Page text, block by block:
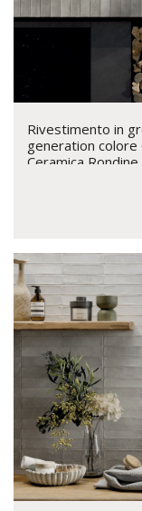
Rivestimento in
generation colore
Ceramica Rondine